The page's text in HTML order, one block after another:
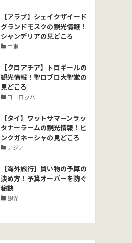
【アラブ】シェイクザイード
グランドモスクの観光情報！
シャンデリアの見どころ
中東
【クロアチア】トロギールの
観光情報！聖ロブロ大聖堂の
見どころ
ヨーロッパ
【タイ】ワットサマーンラッ
タナーラームの観光情報！ピ
ンクガネーシャの見どころ
アジア
【海外旅行】買い物の予算の
決め方！予算オーバーを防ぐ
秘訣
観光